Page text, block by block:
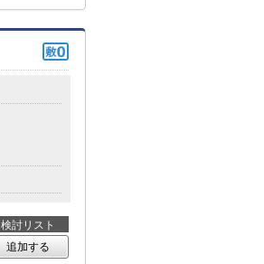
検討リスト
追加する